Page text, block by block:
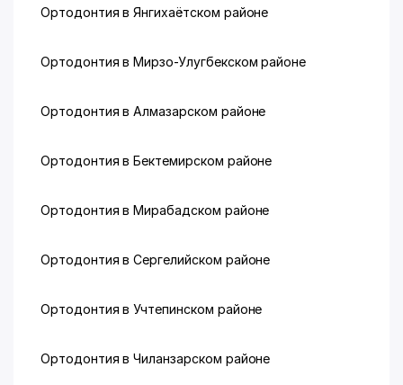
Ортодонтия в Янгихаётском районе
Ортодонтия в Мирзо-Улугбекском районе
Ортодонтия в Алмазарском районе
Ортодонтия в Бектемирском районе
Ортодонтия в Мирабадском районе
Ортодонтия в Сергелийском районе
Ортодонтия в Учтепинском районе
Ортодонтия в Чиланзарском районе